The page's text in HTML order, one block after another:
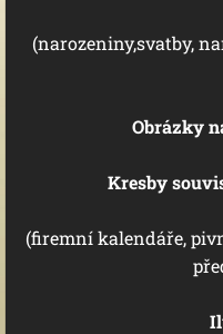
(narozeniny,svatby,
Obrázky
Kresby
(firemní kalendáře,